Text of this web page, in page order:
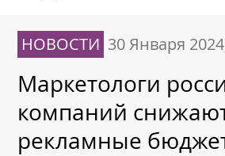
НОВОСТИ 30 Января
Маркетологи
компаний
рекламные